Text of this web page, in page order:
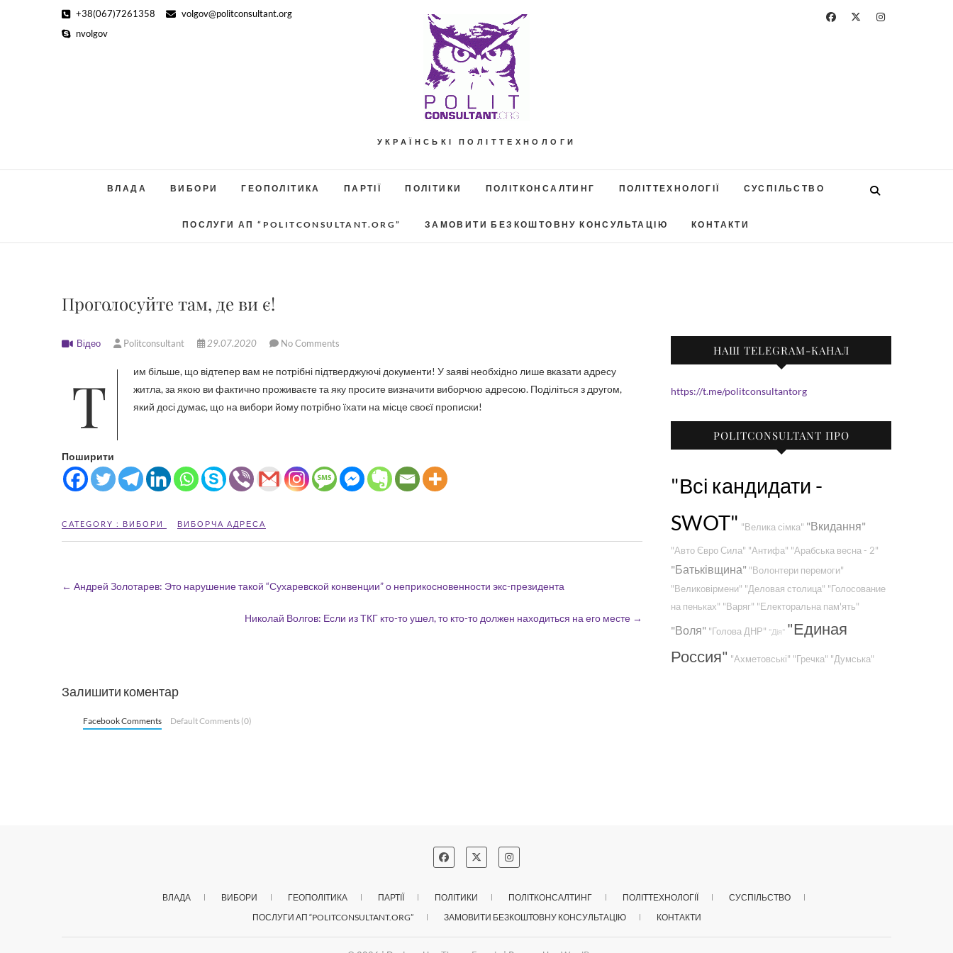
+38(067)7261358
volgov@politconsultant.org
nvolgov
УКРАЇНСЬКІ ПОЛІТТЕХНОЛОГИ
ВЛАДА ВИБОРИ ГЕОПОЛІТИКА ПАРТІЇ ПОЛІТИКИ ПОЛІТКОНСАЛТИНГ ПОЛІТТЕХНОЛОГІЇ СУСПІЛЬСТВО
ПОСЛУГИ АП “POLITCONSULTANT.ORG” ЗАМОВИТИ БЕЗКОШТОВНУ КОНСУЛЬТАЦІЮ КОНТАКТИ
Проголосуйте там, де ви є!
Відео Politconsultant 29.07.2020 No Comments
Тим більше, що відтепер вам не потрібні підтверджуючі документи! У заяві необхідно лише вказати адресу
житла, за якою ви фактично проживаєте та яку просите визначити виборчою адресою. Поділіться з другом,
який досі думає, що на вибори йому потрібно їхати на місце своєї прописки!
Поширити
CATEGORY : ВИБОРИ ВИБОРЧА АДРЕСА
← Андрей Золотарев: Это нарушение такой “Сухаревской конвенции” о неприкосновенности экс-президента
Николай Волгов: Если из ТКГ кто-то ушел, то кто-то должен находиться на его месте →
Залишити коментар
Facebook Comments Default Comments (0)
НАШ TELEGRAM-КАНАЛ
https://t.me/politconsultantorg
POLITCONSULTANT ПРО
"Всі кандидати -
SWOT" "Велика сімка" "Вкидання"
"Авто Євро Сила" "Антифа" "Арабська весна - 2"
"Батьківщина" "Волонтери перемоги"
"Великовірмени" "Деловая столица" "Голосование
на пеньках" "Варяг" "Електоральна пам'ять"
"Воля" "Голова ДНР" "Дія" "Единая
Россия" "Ахметовські" "Гречка" "Думська"
ВЛАДА ВИБОРИ ГЕОПОЛІТИКА ПАРТІЇ ПОЛІТИКИ ПОЛІТКОНСАЛТИНГ ПОЛІТТЕХНОЛОГІЇ
СУСПІЛЬСТВО
ПОСЛУГИ АП “POLITCONSULTANT.ORG”
ЗАМОВИТИ БЕЗКОШТОВНУ КОНСУЛЬТАЦІЮ КОНТАКТИ